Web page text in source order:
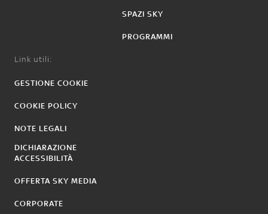
SPAZI SKY
PROGRAMMI
Link utili:
GESTIONE COOKIE
COOKIE POLICY
NOTE LEGALI
DICHIARAZIONE
ACCESSIBILITÀ
OFFERTA SKY MEDIA
CORPORATE